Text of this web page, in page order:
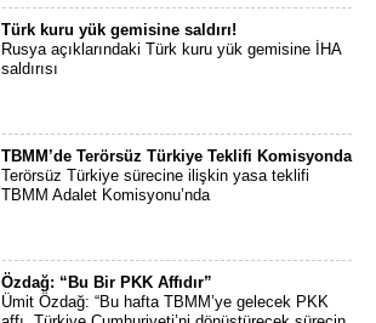
Türk kuru yük gemisine saldırı!
Rusya açıklarındaki Türk kuru yük gemisine İHA
saldırısı
TBMM’de Terörsüz Türkiye Teklifi Komisyonda
Terörsüz Türkiye sürecine ilişkin yasa teklifi
TBMM Adalet Komisyonu’nda
Özdağ: “Bu Bir PKK Affıdır”
Ümit Özdağ: “Bu hafta TBMM’ye gelecek PKK